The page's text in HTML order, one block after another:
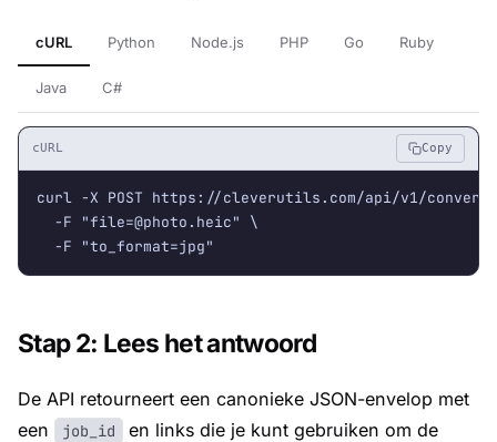
cURL Python Node.js PHP Go Ruby
Java C#
cURL Copy
curl -X POST https://cleverutils.com/api/v1/
  -F "
file=@photo.heic" \
  -F "to_format=jpg"
Stap 2: Lees het antwoord
De API retourneert een canonieke JSON-envelop met
een
job_id
en links die je kunt gebruiken om de